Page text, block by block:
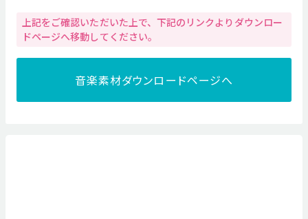
上記をご確認いただいた上で、下記のリンクよりダウンロー
ドページへ移動してください。
音楽素材ダウンロードページへ